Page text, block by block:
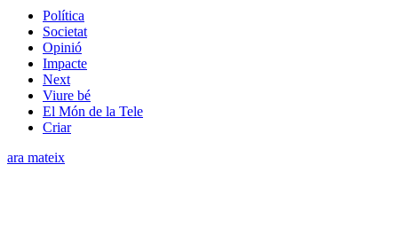
Política
Societat
Opinió
Impacte
Next
Viure bé
El Món de la Tele
Criar
ara mateix